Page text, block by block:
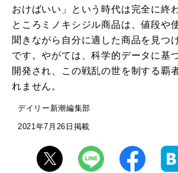
おけばいい」という時代は完全に終
ところミノキシジル商品は、値段や
聞きながら自分に適した商品を見つ
です。やがては、科学的データに基
開発され、この戦乱の世を制する覇
れません。
デイリー新潮編集部
2021年7月26日掲載